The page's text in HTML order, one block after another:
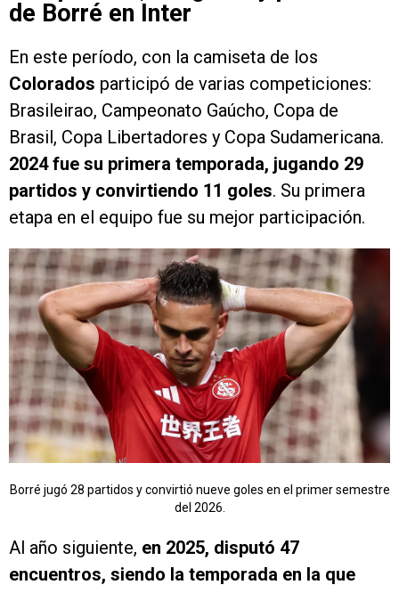
de Borré en Inter
En este período, con la camiseta de los
Colorados participó de varias competiciones:
Brasileirao, Campeonato Gaúcho, Copa de
Brasil, Copa Libertadores y Copa Sudamericana.
2024 fue su primera temporada, jugando 29
partidos y convirtiendo 11 goles. Su primera
etapa en el equipo fue su mejor participación.
Borré jugó 28 partidos y convirtió nueve goles en el primer semestre
del 2026.
Al año siguiente, en 2025, disputó 47
encuentros, siendo la temporada en la que